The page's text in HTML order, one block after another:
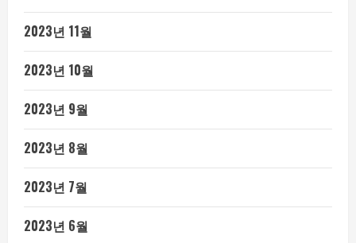
2023년 11월
2023년 10월
2023년 9월
2023년 8월
2023년 7월
2023년 6월